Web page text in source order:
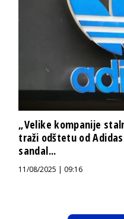
„Velike kompanije
traži odštetu od
sandal...
11/08/2025 | 09:16